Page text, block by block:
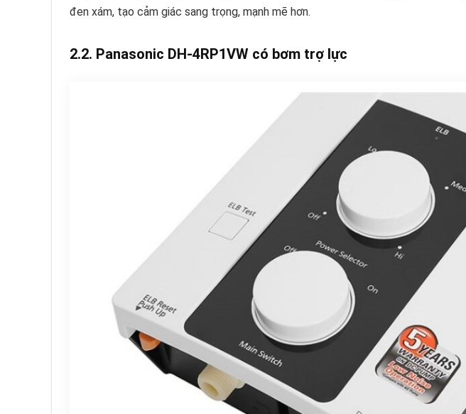
đen xám, tạo cảm giác sang trọng, mạnh mẽ hơn.
2.2. Panasonic DH-4RP1VW có bơm trợ lực